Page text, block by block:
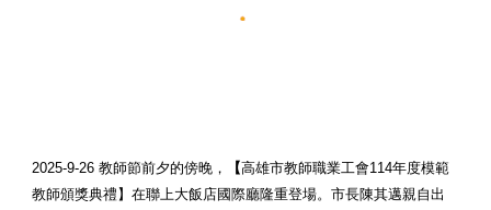
2025-9-26教師節前夕的傍晚 ， 【高雄市教師職業工會114年度模範
教師頒獎典禮】在聯上大飯店國際廳隆重登場。市長陳其邁親自出